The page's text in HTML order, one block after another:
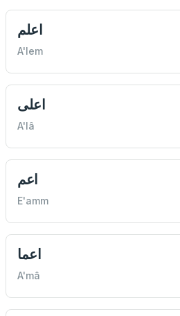
اعلم
A'lem
اعلی
A'lâ
اعم
E'amm
اعما
A'mâ